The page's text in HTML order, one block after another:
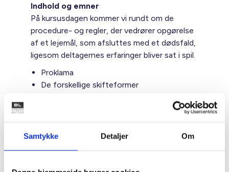
Samtykke Detaljer Om
Indhold og emner
På kursusdagen kommer vi rundt om de
procedure- og regler, der vedrører opgørelse
af et lejemål, som afsluttes med et dødsfald,
ligesom deltagernes erfaringer bliver sat i spil.
Proklama
De forskellige skifteformer
Opsigelsesmuligheder ved plejeboliger
og andre botyper